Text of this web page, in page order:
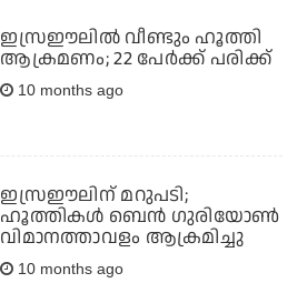
ഇസ്രഈലില്‍ വീണ്ടും ഹൂത്തി
ആക്രമണം; 22 പേര്‍ക്ക് പരിക്ക്
10 months ago
ഇസ്രഈലിന് മറുപടി;
ഹൂത്തികള്‍ ബെന്‍ ഗുരിയോണ്‍
വിമാനത്താവളം ആക്രമിച്ചു
10 months ago